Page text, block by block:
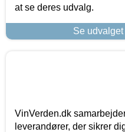
at se deres udvalg.
Se
VinVerden.dk
leverandører, der sikrer